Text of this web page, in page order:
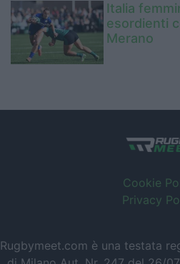
Italia
esordienti
Merano
Cookie
Privacy
Rugbymeet.com è una testata